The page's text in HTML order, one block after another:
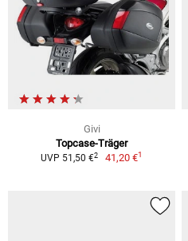
Givi
Topcase-Träger
UVP 51,50 €2 41,20 €1